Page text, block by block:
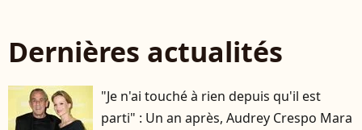
Dernières actualités
"Je n'ai touché à rien depuis qu'il est
parti" : Un an après, Audrey Crespo Mara